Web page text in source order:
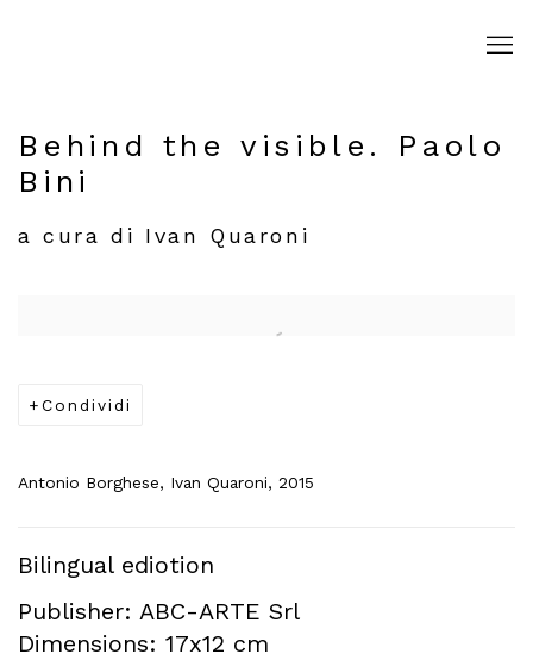
Behind the visible. Paolo
Bini
a cura di Ivan Quaroni
Condividi
Antonio Borghese, Ivan Quaroni, 2015
Bilingual ediotion
Publisher: ABC-ARTE Srl
Dimensions: 17x12 cm